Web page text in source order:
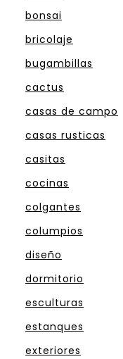
bonsai
bricolaje
bugambillas
cactus
casas de campo
casas rusticas
casitas
cocinas
colgantes
columpios
diseño
dormitorio
esculturas
estanques
exteriores